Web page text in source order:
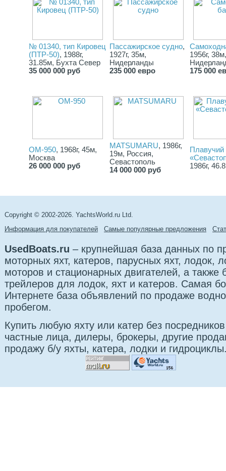
№ 01340, тип Кировец
(ПТР-50), 1988г,
31.85м, Бухта Север
35 000 000 руб
Пассажирское судно,
1927г, 35м,
Нидерланды
235 000 евро
1956г, 38м,
175 000
ОМ-950, 1968г, 45м,
Москва
26 000 000 руб
MATSUMARU, 1986г,
19м, Россия,
Севастополь
14 000 000 руб
Плавучий
1986г,
Copyright © 2002-2026. YachtsWorld.ru Ltd.
Информация для покупателей
Самые популярные предложения
UsedBoats.ru – крупнейшая база данных по
моторных яхт, катеров, парусных яхт, лодок,
моторов и стационарных двигателей, а также
трейлеров для лодок, яхт и катеров. Самая
Интернете база объявлений по продаже
пробегом.
Купить любую яхту или катер без
частные лица, дилеры, брокеры, другие
продажу б/у яхты, катера, лодки и